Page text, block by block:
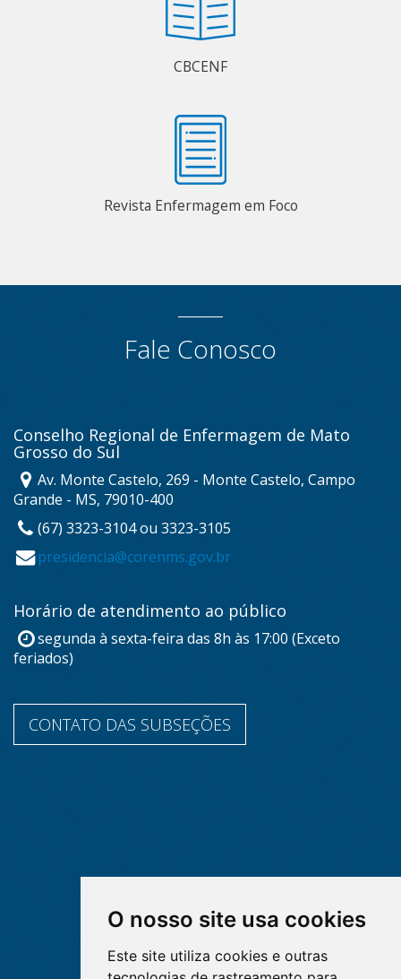
O nosso site usa cookies
Este site utiliza cookies e outras
CBCENF
Revista Enfermagem em Foco
Fale Conosco
Conselho Regional de Enfermagem de Mato
Grosso do Sul
Av. Monte Castelo, 269 - Monte Castelo, Campo
Grande - MS, 79010-400
(67) 3323-3104 ou 3323-3105
presidencia@corenms.gov.br
Horário de atendimento ao público
segunda à sexta-feira das 8h às 17:00 (Exceto
feriados)
CONTATO DAS SUBSEÇÕES